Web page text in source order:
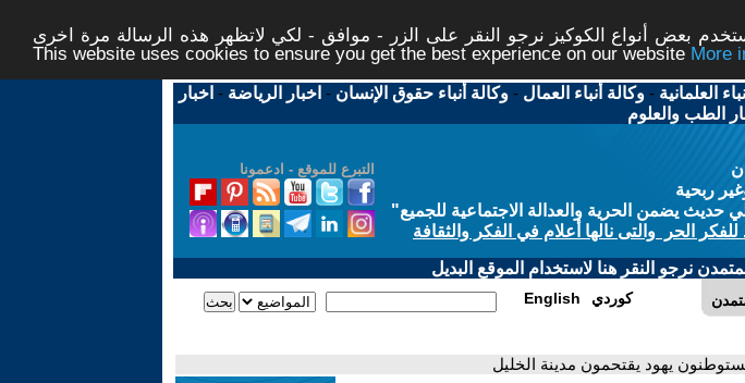
بعض أنواع الكوكيز نرجو النقر على الزر - موافق - لكي لاتظهر هذه الرسالة مرة اخرى -
This website uses cookies to ensure you get the best experience on our website
العلمانية -وكالة أنباء العمال -وكالة أنباء حقوق الإنسان - اخبار الرياضة - اخبار
الطب والعلوم
التبرع للموقع - ادعمونا
ربحية
يضمن الحرية والعدالة الاجتماعية للجميع"
الحر والتى نالها أعلام في الفكر والثقافة
نرجو النقر هنا لاستخدام الموقع البديل
English كوردي
يهود يقتحمون مدينة الخليل